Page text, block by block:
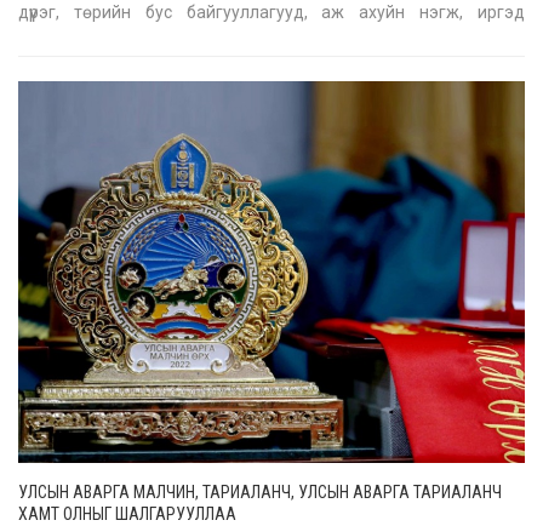
дүүрэг, төрийн бус байгууллагууд, аж ахуйн нэгж, иргэд
УЛСЫН АВАРГА МАЛЧИН, ТАРИАЛАНЧ, УЛСЫН АВАРГА ТАРИАЛАНЧ
ХАМТ ОЛНЫГ ШАЛГАРУУЛЛАА